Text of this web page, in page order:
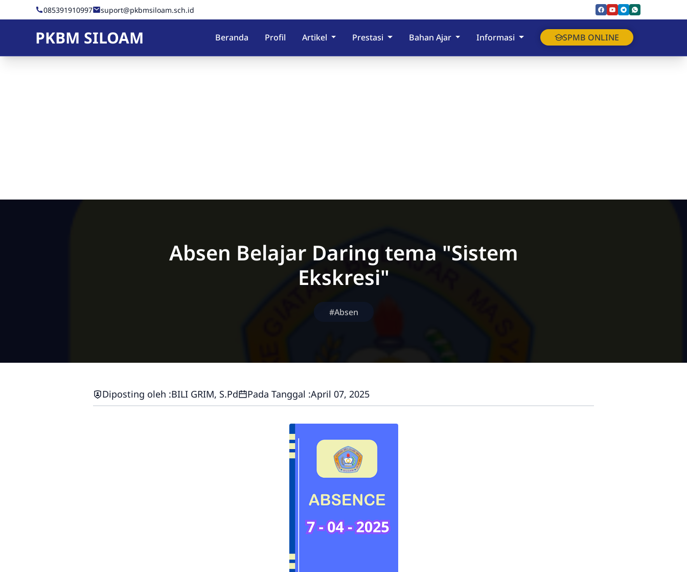
Skip to Content085391910997 suport@pkbmsiloam.sch.id
PKBM SILOAM Beranda Profil Artikel Prestasi Bahan Ajar Informasi SPMB ONLINE
Absen Belajar Daring tema "Sistem
Ekskresi"
#Absen
Diposting oleh :BILI GRIM, S.Pd Pada Tanggal :April 07, 2025